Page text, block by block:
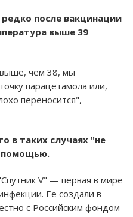
после вакцинации
выше 39
чем 38, мы
парацетамола или,
переносится", —
в таких случаях "не
помощью.
V" — первая в мире
Ее создали в
с Российским фондом